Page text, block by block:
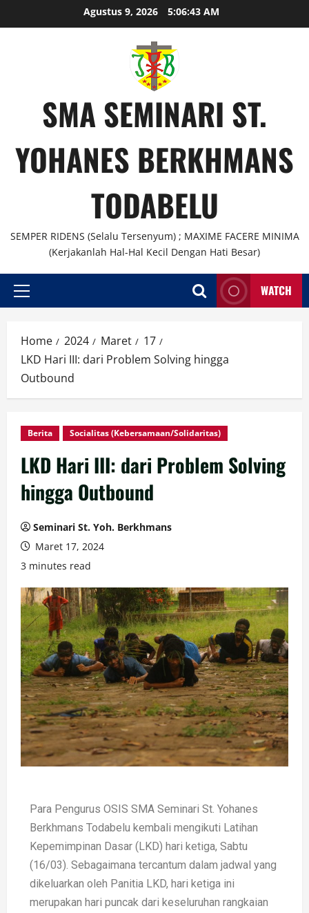
Agustus 9, 2026 5:06:44 AM
SMA SEMINARI ST.
YOHANES BERKHMANS
TODABELU
SEMPER RIDENS (Selalu Tersenyum) ; MAXIME FACERE MINIMA
(Kerjakanlah Hal-Hal Kecil Dengan Hati Besar)
WATCH
Home 2024 Maret
17
LKD Hari III: dari Problem Solving hingga
Outbound
Berita Socialitas (Kebersamaan/Solidaritas)
LKD Hari III: dari Problem Solving
hingga Outbound
Seminari St. Yoh. Berkhmans
Maret 17, 2024
3 minutes read
Para Pengurus OSIS SMA Seminari St. Yohanes
Berkhmans Todabelu kembali mengikuti Latihan
Kepemimpinan Dasar (LKD) hari ketiga, Sabtu
(16/03). Sebagaimana tercantum dalam jadwal yang
dikeluarkan oleh Panitia LKD, hari ketiga ini
merupakan hari puncak dari keseluruhan rangkaian